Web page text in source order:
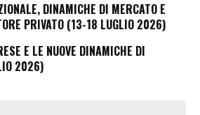
DINAMICHE DI MERCATO E
PRIVATO (13-18 LUGLIO 2026)
E LE NUOVE DINAMICHE DI
2026)